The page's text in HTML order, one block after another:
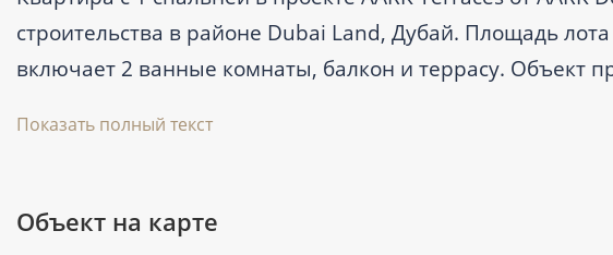
строительства в районе Dubai Land, Дубай. Площадь
включает 2 ванные комнаты, балкон и террасу. Объект
Тип: квартира с 1 спальней и 2 ванными
Показать полный текст
Объект на карте